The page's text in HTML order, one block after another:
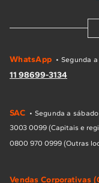
WhatsApp • Segunda
11 98699-3134
SAC • Segunda a
3003 0099 (Capitais e
0800 970 0999 (Outras
Vendas Corporativas